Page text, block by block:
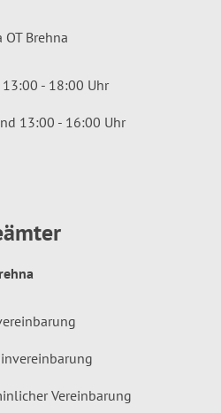
Brehna
- 18:00 Uhr
13:00 - 16:00 Uhr
Vereinbarung